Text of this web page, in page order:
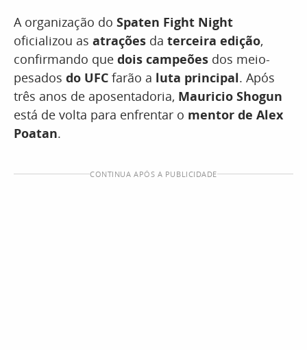
A organização do Spaten Fight Night
oficializou as atrações da terceira edição,
confirmando que dois campeões dos meio-
pesados do UFC farão a luta principal. Após
três anos de aposentadoria, Mauricio Shogun
está de volta para enfrentar o mentor de Alex
Poatan.
CONTINUA APÓS A PUBLICIDADE